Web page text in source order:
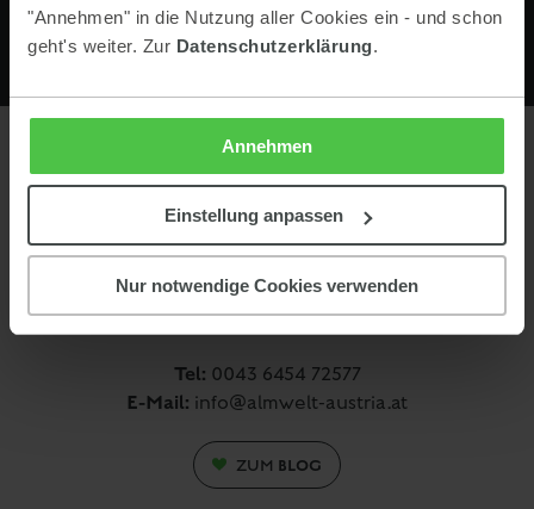
"Annehmen" in die Nutzung aller Cookies ein - und schon
geht's weiter. Zur Datenschutzerklärung.
Annehmen
Einstellung anpassen
Nur notwendige Cookies verwenden
Kontakt
Preunegg 45
8973 Schladming
ÖSTERREICH
Tel: 0043 6454 72577
E-Mail: info@almwelt-austria.at
ZUM BLOG